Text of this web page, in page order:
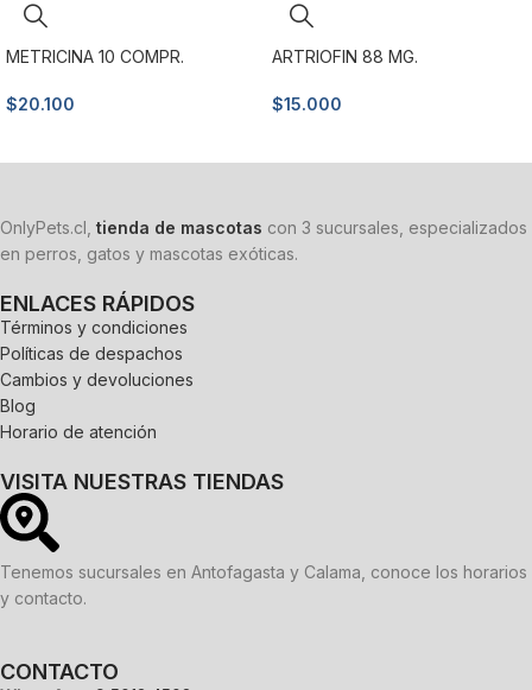
METRICINA 10 COMPR.
$20.100
ARTRIOFIN 88 MG.
$15.000
OnlyPets.cl, tienda de mascotas con 3 sucursales, especializados
en perros, gatos y mascotas exóticas.
ENLACES RÁPIDOS
Términos y condiciones
Políticas de despachos
Cambios y devoluciones
Blog
Horario de atención
VISITA NUESTRAS TIENDAS
Tenemos sucursales en Antofagasta y Calama, conoce los horarios
y contacto.
CONTACTO